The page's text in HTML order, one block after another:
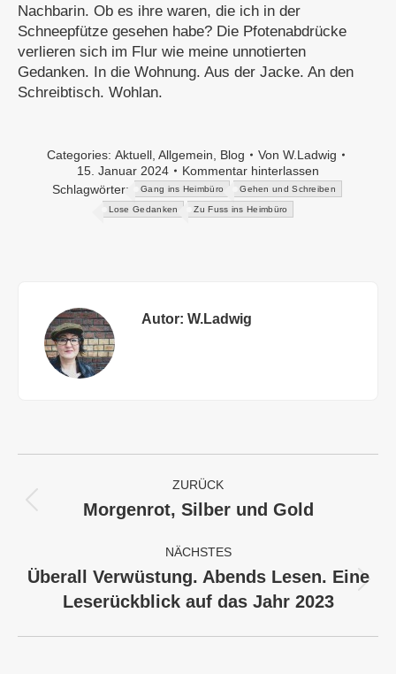
Nachbarin. Ob es ihre waren, die ich in der
Schneepfütze gesehen habe? Die Pfotenabdrücke
verlieren sich im Flur wie meine unnotierten
Gedanken. In die Wohnung. Aus der Jacke. An den
Schreibtisch. Wohlan.
Categories: Aktuell, Allgemein, Blog Von W.Ladwig
15. Januar 2024
Kommentar hinterlassen
Schlagwörter:
Gang ins Heimbüro Gehen und Schreiben
Lose Gedanken Zu Fuss ins Heimbüro
Autor: W.Ladwig
Kommentarnavigation
ZURÜCK
Vorheriger
Morgenrot, Silber und Gold
NÄCHSTES
Nächster
Beitrag:
Überall Verwüstung. Abends Lesen. Eine
Leserückblick auf das Jahr 2023